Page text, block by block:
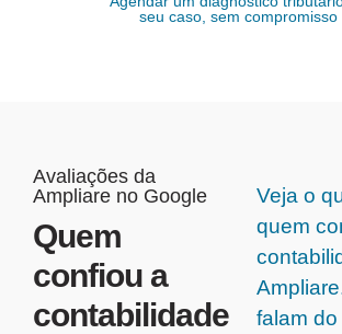
seu caso, sem compromisso
Avaliações da
Ampliare no Google
Quem
confiou a
contabilidade
Veja o
quem
falam do